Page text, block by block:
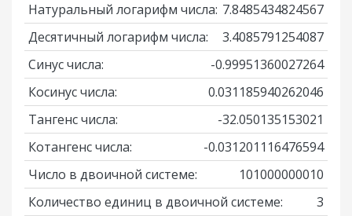
Натуральный логарифм числа: 7.8485434824567
Десятичный логарифм числа:
3.4085791254087
Синус числа:
-0.99951360027264
Косинус числа:
0.031185940262046
Тангенс числа:
-32.050135153021
Котангенс числа:
-0.031201116476594
Число в двоичной системе:
101000000010
Количество единиц в двоичной системе:
3